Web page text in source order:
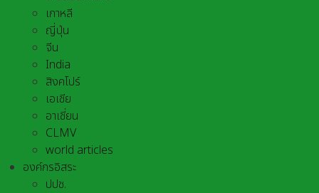
เกาหลี
ญี่ปุ่น
จีน
India
สิงคโปร์
เอเชีย
อาเชี่ยน
CLMV
world articles
องค์กรอิสระ
ปปช.